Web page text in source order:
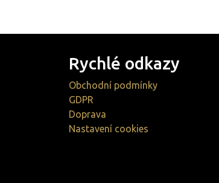
Rychlé odkazy
Obchodní podmínky
GDPR
Doprava
Nastavení cookies